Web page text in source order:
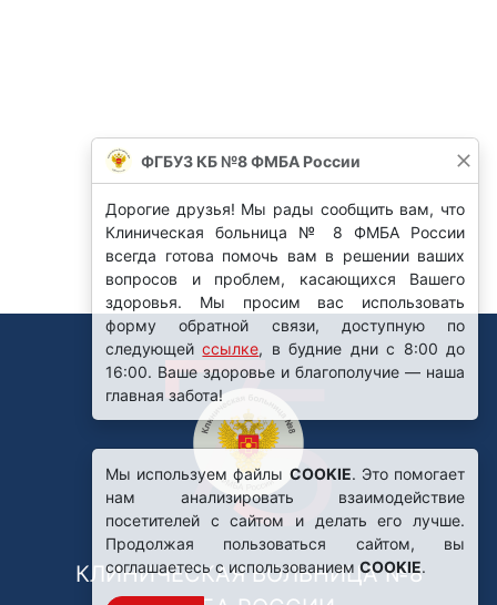
КЛИНИЧЕСКАЯ БОЛЬНИЦА №8
ФГБУЗ КБ №8 ФМБА России
Дорогие друзья! Мы рады сообщить вам, что
Клиническая больница № 8 ФМБА России
всегда готова помочь вам в решении ваших
вопросов и проблем, касающихся Вашего
здоровья. Мы просим вас использовать
форму обратной связи, доступную по
следующейссылке, в будние дни с 8:00 до
16:00. Ваше здоровье и благополучие — наша
главная забота!
Мы используем файлы COOKIE. Это помогает
нам анализировать взаимодействие
посетителей с сайтом и делать его лучше.
Продолжая пользоваться сайтом, вы
соглашаетесь с использованиемCOOKIE.